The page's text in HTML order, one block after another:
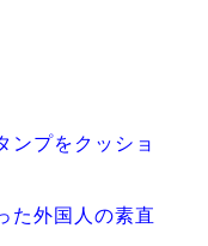
ンプをクッショ
た外国人の素直